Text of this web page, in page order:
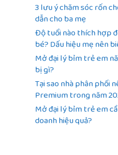
3 lưu ý chăm sóc rốn
dẫn cho ba mẹ
Độ tuổi nào thích hợp
bé? Dấu hiệu mẹ nên
Mở đại lý bỉm trẻ em
bị gì?
Tại sao nhà phân phối
Premium trong năm
Mở đại lý bỉm trẻ em
doanh hiệu quả?